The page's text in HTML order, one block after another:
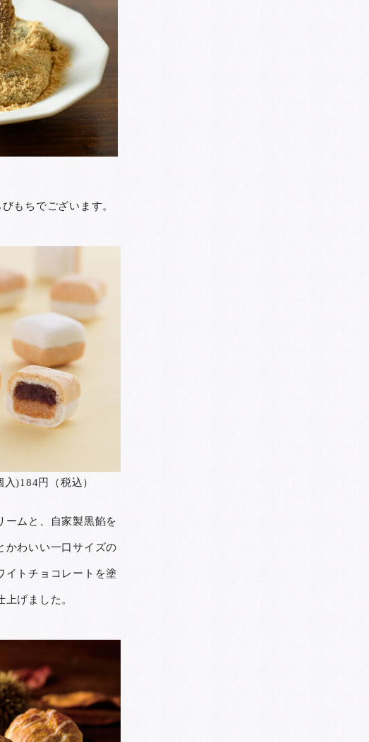
もちでございます。
)184円（税込）
ームと、自家製黒餡を
かわいい一口サイズの
イトチョコレートを塗
げました。